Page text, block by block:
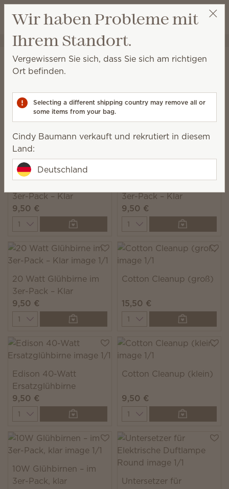
Wunschliste
Warenkorb
Cindy Baumann Party auswählen
Elektrische Duftlampen und Wachs Glühbirnen und Zubehör
Duftlampenzubehör
Zubehör, das sowohl praktisch als auch hübsch sein
kann!
52 Ergebnisse
Filter Relevanz
15 Watt Glühbirne im
3er-Pack – Klar
9,50 €
Quantity
25 Watt Glühbirne im
3er-Pack – Klar
9,50 €
Quantity
20 Watt Glühbirne im
3er-Pack – Klar
9,50 €
Quantity
Cotton Cleanup (groß)
15,50 €
Quantity
Edison 40-Watt
Ersatzglühbirne
9,50 €
Quantity
Cotton Cleanup (klein)
9,50 €
Quantity
10W Glühbirnen – im
3er-Pack, klar
Untersetzer für
Wir haben Probleme mit
Ihrem Standort.
Vergewissern Sie sich, dass Sie sich am richtigen
Ort befinden.
Selecting a different shipping country may remove all or
some items from your bag.
Cindy Baumann verkauft und rekrutiert in diesem
Land:
Deutschland